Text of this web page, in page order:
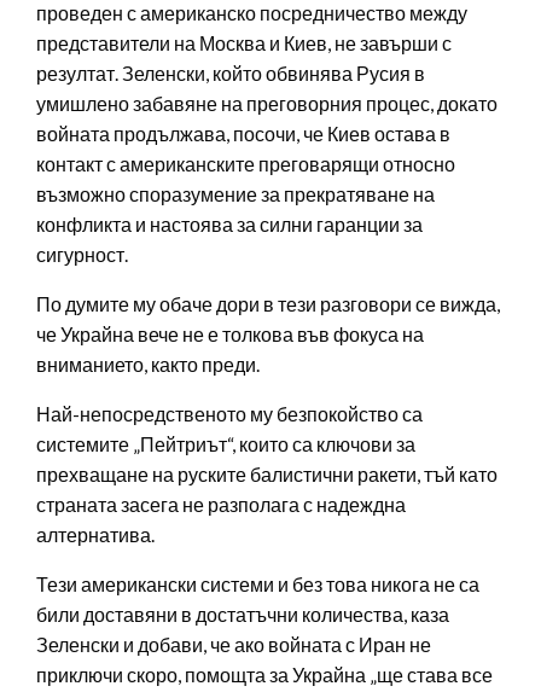
проведен с американско посредничество между
представители на Москва и Киев, не завърши с
резултат. Зеленски, който обвинява Русия в
умишлено забавяне на преговорния процес, докато
войната продължава, посочи, че Киев остава в
контакт с американските преговарящи относно
възможно споразумение за прекратяване на
конфликта и настоява за силни гаранции за
сигурност.
По думите му обаче дори в тези разговори се вижда,
че Украйна вече не е толкова във фокуса на
вниманието, както преди.
Най-непосредственото му безпокойство са
системите „Пейтриът“, които са ключови за
прехващане на руските балистични ракети, тъй като
страната засега не разполага с надеждна
алтернатива.
Тези американски системи и без това никога не са
били доставяни в достатъчни количества, каза
Зеленски и добави, че ако войната с Иран не
приключи скоро, помощта за Украйна „ще става все